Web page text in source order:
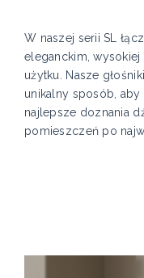
W naszej serii SL
eleganckim,
użytku. Nasze
unikalny sposób, aby
najlepsze doznania
pomieszczeń po